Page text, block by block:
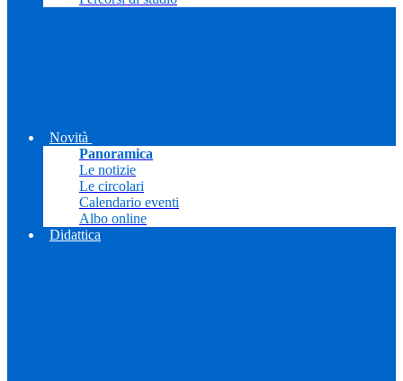
Novità
Panoramica
Le notizie
Le circolari
Calendario eventi
Albo online
Didattica